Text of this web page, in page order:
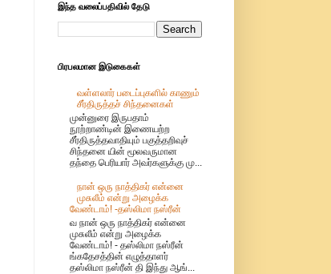
இந்த வலைப்பதிவில் தேடு
பிரபலமான இடுகைகள்
வள்ளலார் படைப்புகளில் காணும்
சீர்திருத்தச் சிந்தனைகள்
முன்னுரை இருபதாம்
நூற்றாண்டின் இணையற்ற
சீர்திருத்தவாதியும் பகுத்தறிவுச்
சிந்தனை யின் மூலவருமான
தந்தை பெரியார் அவர்களுக்கு மு...
நான் ஒரு நாத்திகர் என்னை
முசுலீம் என்று அழைக்க
வேண்டாம்! -தஸ்லிமா நஸ்ரீன்
வ நான் ஒரு நாத்திகர் என்னை
முசுலீம் என்று அழைக்க
வேண்டாம்! - தஸ்லிமா நஸ்ரீன்
ங்கதேசத்தின் எழுத்தாளர்
தஸ்லிமா நஸ்ரீன் தி இந்து ஆங்...